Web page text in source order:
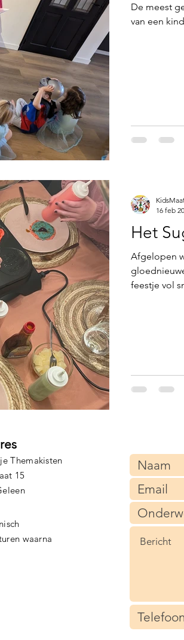
De meest
van een
Het
Afgelopen
gloednieuwe
feestje vol
16 feb
waarna
Themakisten
15